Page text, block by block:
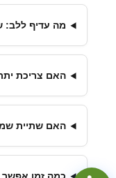
מה עדיף ללב:
האם צריכת
האם שתיית